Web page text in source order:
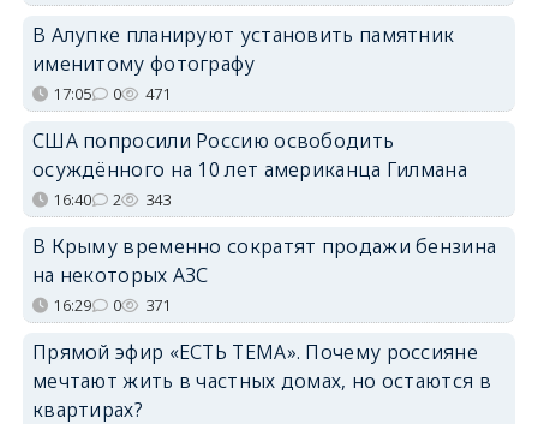
В Алупке планируют установить памятник
именитому фотографу
17:05 0 471
США попросили Россию освободить
осуждённого на 10 лет американца Гилмана
16:40 2 343
В Крыму временно сократят продажи бензина
на некоторых АЗС
16:29 0 371
Прямой эфир «ЕСТЬ ТЕМА». Почему россияне
мечтают жить в частных домах, но остаются в
квартирах?